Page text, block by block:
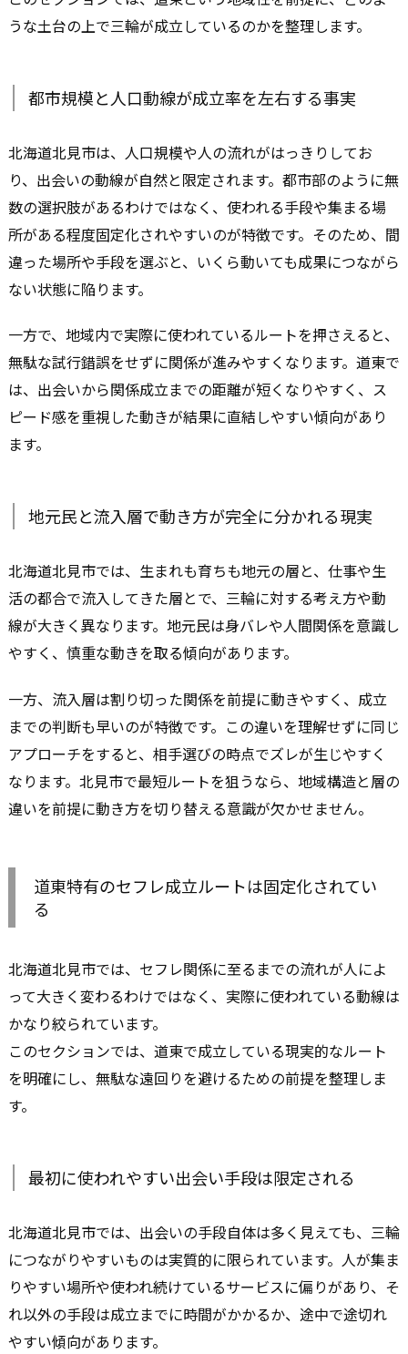
うな土台の上で三輪が成立しているのかを整理します。
都市規模と人口動線が成立率を左右する事実
北海道北見市は、人口規模や人の流れがはっきりしてお
り、出会いの動線が自然と限定されます。都市部のように無
数の選択肢があるわけではなく、使われる手段や集まる場
所がある程度固定化されやすいのが特徴です。そのため、間
違った場所や手段を選ぶと、いくら動いても成果につながら
ない状態に陥ります。
一方で、地域内で実際に使われているルートを押さえると、
無駄な試行錯誤をせずに関係が進みやすくなります。道東で
は、出会いから関係成立までの距離が短くなりやすく、ス
ピード感を重視した動きが結果に直結しやすい傾向があり
ます。
地元民と流入層で動き方が完全に分かれる現実
北海道北見市では、生まれも育ちも地元の層と、仕事や生
活の都合で流入してきた層とで、三輪に対する考え方や動
線が大きく異なります。地元民は身バレや人間関係を意識し
やすく、慎重な動きを取る傾向があります。
一方、流入層は割り切った関係を前提に動きやすく、成立
までの判断も早いのが特徴です。この違いを理解せずに同じ
アプローチをすると、相手選びの時点でズレが生じやすく
なります。北見市で最短ルートを狙うなら、地域構造と層の
違いを前提に動き方を切り替える意識が欠かせません。
道東特有のセフレ成立ルートは固定化されてい
る
北海道北見市では、セフレ関係に至るまでの流れが人によ
って大きく変わるわけではなく、実際に使われている動線は
かなり絞られています。
このセクションでは、道東で成立している現実的なルート
を明確にし、無駄な遠回りを避けるための前提を整理しま
す。
最初に使われやすい出会い手段は限定される
北海道北見市では、出会いの手段自体は多く見えても、三輪
につながりやすいものは実質的に限られています。人が集ま
りやすい場所や使われ続けているサービスに偏りがあり、そ
れ以外の手段は成立までに時間がかかるか、途中で途切れ
やすい傾向があります。